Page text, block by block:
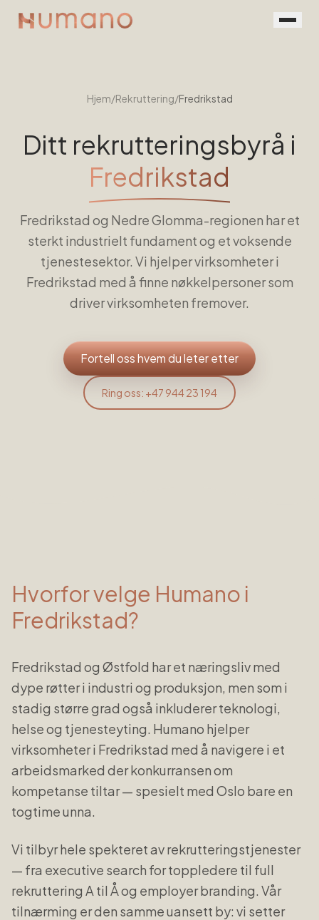
Menneskene
Book en prat
Hjem/Rekruttering/Fredrikstad
Ditt rekrutteringsbyrå i
Fredrikstad
Fredrikstad og Nedre Glomma-regionen har et
sterkt industrielt fundament og et voksende
tjenestesektor. Vi hjelper virksomheter i
Fredrikstad med å finne nøkkelpersoner som
driver virksomheten fremover.
Fortell oss hvem du leter etter
Ring oss: +47 944 23 194
Hvorfor velge Humano i
Fredrikstad?
Fredrikstad og Østfold har et næringsliv med
dype røtter i industri og produksjon, men som i
stadig større grad også inkluderer teknologi,
helse og tjenesteyting. Humano hjelper
virksomheter i Fredrikstad med å navigere i et
arbeidsmarked der konkurransen om
kompetanse tiltar — spesielt med Oslo bare en
togtime unna.
Vi tilbyr hele spekteret av rekrutteringstjenester
— fra executive search for toppledere til full
rekruttering A til Å og employer branding. Vår
tilnærming er den samme uansett by: vi setter